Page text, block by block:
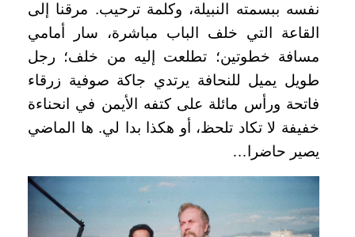
نفسه ببسمته النبيلة، وكلمة ترحيب. مرقنا إلى
القاعة التي خلف الباب مباشرة، سار أمامي
مسافة خطوتين؛ تطلعت إليه من خلف؛ رجل
طويل يميل للنحافة يرتدي جاكة صوفية زرقاء
فاتحة ورأس مائلة على كتفه الأيمن في انحناءة
خفيفة لا تكاد تلحظ، أو هكذا بدا لي. ها الماضي
يصير حاضرا…